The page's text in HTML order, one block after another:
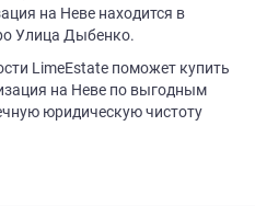
на Неве находится в
Улица Дыбенко.
LimeEstate поможет купить
на Неве по выгодным
юридическую чистоту